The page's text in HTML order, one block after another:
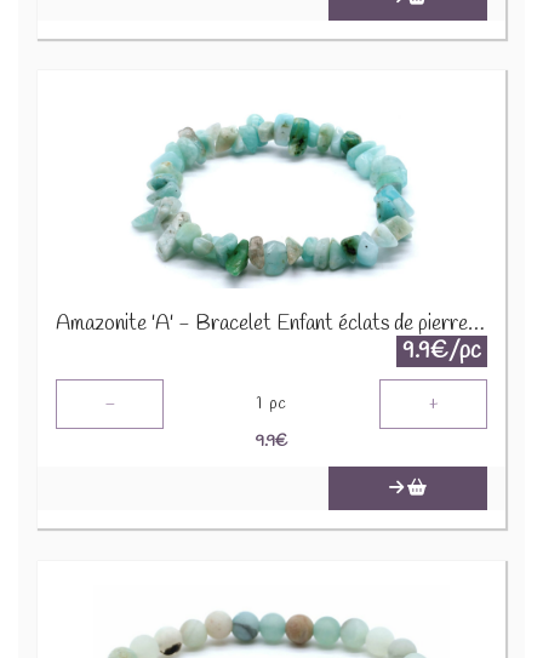
Amazonite 'A' - Bracelet Enfant éclats de pierres BRC-AMZX
9.9€/pc
- 1 pc +
9.9€